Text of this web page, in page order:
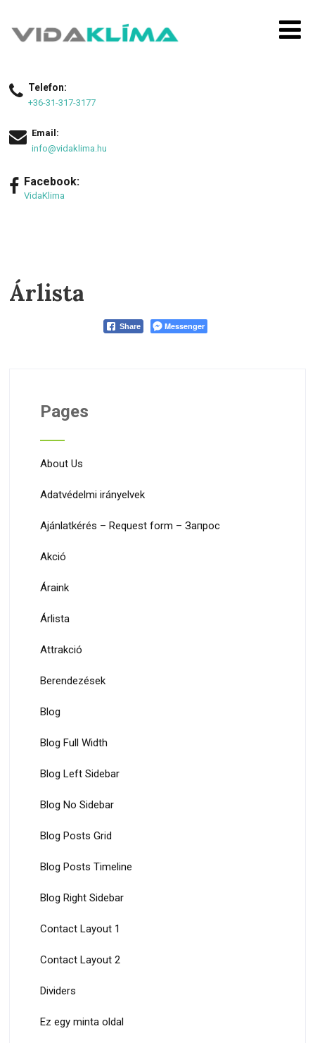
Telefon:
+36-31-317-3177
Email:
info@vidaklima.hu
Facebook:
VidaKlima
Árlista
Share Messenger
Pages
About Us
Adatvédelmi irányelvek
Ajánlatkérés – Request form – Запрос
Akció
Áraink
Árlista
Attrakció
Berendezések
Blog
Blog Full Width
Blog Left Sidebar
Blog No Sidebar
Blog Posts Grid
Blog Posts Timeline
Blog Right Sidebar
Contact Layout 1
Contact Layout 2
Dividers
Ez egy minta oldal